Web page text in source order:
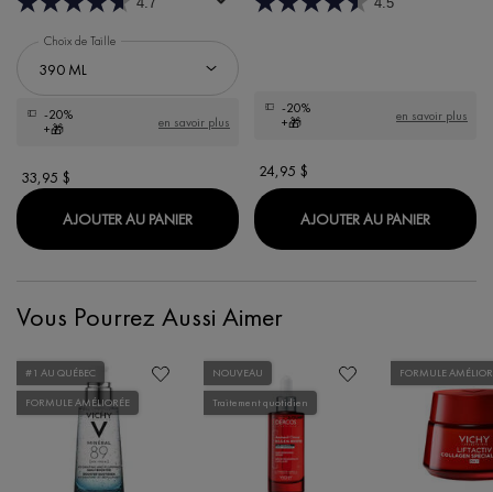
Choix de Taille
-20%
+🎁
en savoir plus
33,95 $
AJOUTER AU PANIER DERCOS 2-EN-1 SHAMPOOING +
-20%
+🎁
en savoir plus
24,95 $
AJOUTER AU PANIER
Vous Pourrez Aussi Aimer
#1 AU QUÉBEC
FORMULE AMÉLIORÉE
NOUVEAU
Traitement quotidien
FORMULE